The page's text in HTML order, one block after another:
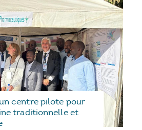
centre pilote pour
traditionnelle et